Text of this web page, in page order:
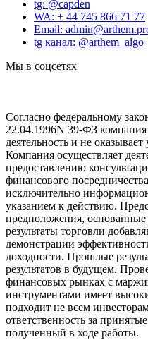
tg: @capden
WA: + 44 745 866 71 77
Email:
tg канал: @arthem_algo
Мы в соцсетях
Согласно федеральному
22.04.1996N 39-ФЗ
деятельность и не
Компания осуществляет
предоставлению
финансового
исключительно
указанием к действию.
предположения,
результаты торговли
демонстрации
доходности. Прошлые
результатов в будущем.
финансовых рынках с
инструментами имеет
подходит не всем
ответственность за
полученный в ходе работы.